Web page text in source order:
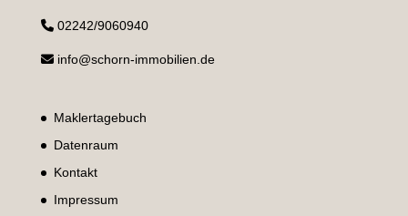
02242/9060940
info@schorn-immobilien.de
Maklertagebuch
Datenraum
Kontakt
Impressum